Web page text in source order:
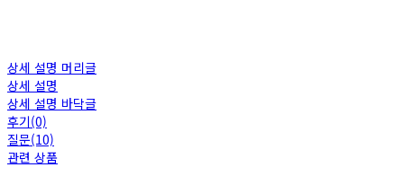
상세 설명 머리글
상세 설명
상세 설명 바닥글
후기(0)
질문(10)
관련 상품